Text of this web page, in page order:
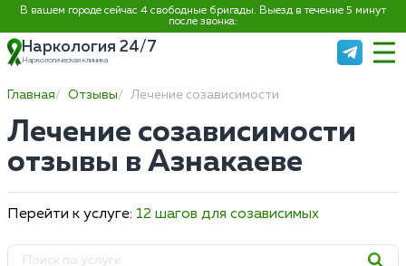
В вашем городе сейчас 4 свободные бригады. Выезд в течение 5 минут
после звонка:
Наркология 24/7
Наркологическая клиника
Главная Отзывы Лечение созависимости
Лечение созависимости
отзывы в Азнакаеве
Перейти к услуге: 12 шагов для созависимых